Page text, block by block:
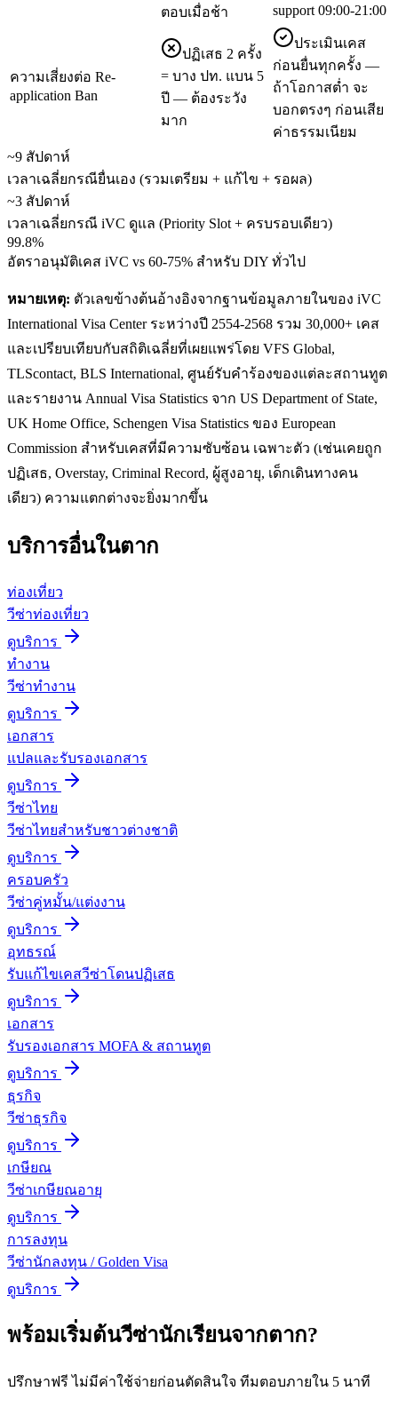
ตอบเมื่อช้า
support 09:00-21:00
ความเสี่ยงต่อ Re-
application Ban
ปฏิเสธ 2 ครั้ง
= บาง ปท. แบน 5
ปี — ต้องระวัง
มาก
ประเมินเคส
ก่อนยื่นทุกครั้ง —
ถ้าโอกาสต่ำ จะ
บอกตรงๆ ก่อนเสีย
ค่าธรรมเนียม
~9 สัปดาห์
เวลาเฉลี่ยกรณียื่นเอง (รวมเตรียม + แก้ไข + รอผล)
~3 สัปดาห์
เวลาเฉลี่ยกรณี iVC ดูแล (Priority Slot + ครบรอบเดียว)
99.8%
อัตราอนุมัติเคส iVC vs 60-75% สำหรับ DIY ทั่วไป
หมายเหตุ: ตัวเลขข้างต้นอ้างอิงจากฐานข้อมูลภายในของ iVC
International Visa Center ระหว่างปี 2554-2568 รวม 30,000+ เคส
และเปรียบเทียบกับสถิติเฉลี่ยที่เผยแพร่โดย VFS Global,
TLScontact, BLS International, ศูนย์รับคำร้องของแต่ละสถานทูต
และรายงาน Annual Visa Statistics จาก US Department of State,
UK Home Office, Schengen Visa Statistics ของ European
Commission สำหรับเคสที่มีความซับซ้อน เฉพาะตัว (เช่นเคยถูก
ปฏิเสธ, Overstay, Criminal Record, ผู้สูงอายุ, เด็กเดินทางคน
เดียว) ความแตกต่างจะยิ่งมากขึ้น
บริการอื่นในตาก
ท่องเที่ยว
วีซ่าท่องเที่ยว
ดูบริการ
ทำงาน
วีซ่าทำงาน
ดูบริการ
เอกสาร
แปลและรับรองเอกสาร
ดูบริการ
วีซ่าไทย
วีซ่าไทยสำหรับชาวต่างชาติ
ดูบริการ
ครอบครัว
วีซ่าคู่หมั้น/แต่งงาน
ดูบริการ
อุทธรณ์
รับแก้ไขเคสวีซ่าโดนปฏิเสธ
ดูบริการ
เอกสาร
รับรองเอกสาร MOFA & สถานทูต
ดูบริการ
ธุรกิจ
วีซ่าธุรกิจ
ดูบริการ
เกษียณ
วีซ่าเกษียณอายุ
ดูบริการ
การลงทุน
วีซ่านักลงทุน / Golden Visa
ดูบริการ
พร้อมเริ่มต้นวีซ่านักเรียนจากตาก?
ปรึกษาฟรี ไม่มีค่าใช้จ่ายก่อนตัดสินใจ ทีมตอบภายใน 5 นาที